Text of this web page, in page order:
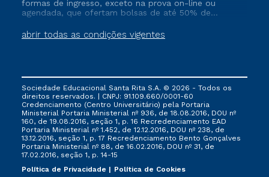
abrir todas as condições vigentes
formas de ingresso, exceto na prova on-line ou
agendada, que ofertam bolsas de até 50% de
que ainda não tenham efetivado e/ou não tenham
cancelado ou trancado sua matrícula em uma das
FIES, Prouni e outros programas governamentais, e
não se acumula com nenhuma outra campanha
ofertada pela Instituição.
Sociedade Educacional Santa Rita S.A. © 2026 - Todos os
direitos reservados. | CNPJ: 91.109.660/0001-60
Credenciamento (Centro Universitário) pela Portaria
Ministerial Portaria Ministerial nº 936, de 18.08.2016, DOU nº
160, de 19.08.2016, seção 1, p. 16 Recredenciamento EAD
Portaria Ministerial nº 1.452, de 12.12.2016, DOU nº 238, de
13.12.2016, seção 1, p. 17 Recredenciamento Bento Gonçalves
Portaria Ministerial nº 88, de 16.02.2016, DOU nº 31, de
17.02.2016, seção 1, p. 14-15
Política de Privacidade
Política de Cookies